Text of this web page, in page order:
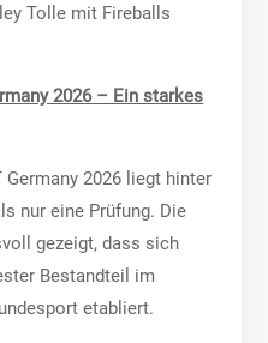
Tolle mit Fireballs
2026 – Ein starkes
2026 liegt hinter
nur eine Prüfung. Die
gezeigt, dass sich
Bestandteil im
etabliert.